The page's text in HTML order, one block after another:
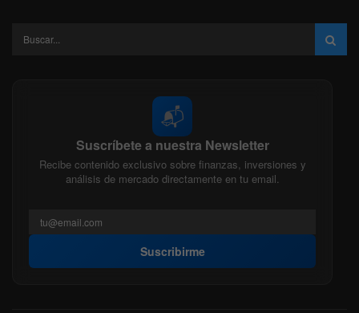
📬
Suscríbete a nuestra Newsletter
Recibe contenido exclusivo sobre finanzas, inversiones y
análisis de mercado directamente en tu email.
Suscribirme